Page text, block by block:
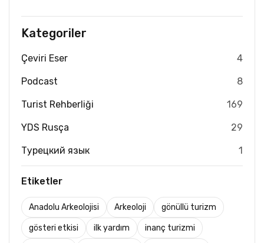
Kategoriler
Çeviri Eser 4
Podcast 8
Turist Rehberliği 169
YDS Rusça 29
Турецкий язык 1
Etiketler
Anadolu Arkeolojisi Arkeoloji gönüllü turizm
gösteri etkisi ilk yardım inanç turizmi